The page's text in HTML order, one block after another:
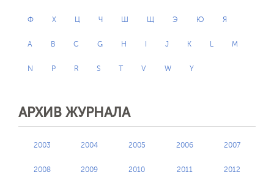
Ф Х Ц Ч Ш Щ Э Ю Я
A B C G H J K L M
N P R S T V W Y
АРХИВ ЖУРНАЛА
2003 2004 2005 2006 2007
2008 2009 2010 2011 2012